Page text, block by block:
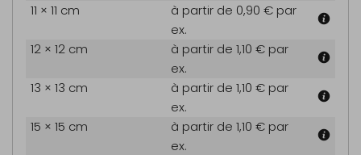
11 × 11 cm
à partir de 0,90 € par
ex.
12 × 12 cm
à partir de 1,10 € par
ex.
13 × 13 cm
à partir de 1,10 € par
ex.
15 × 15 cm
à partir de 1,10 € par
ex.